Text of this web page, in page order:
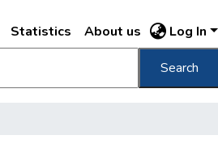
Statistics About us Log In
Search